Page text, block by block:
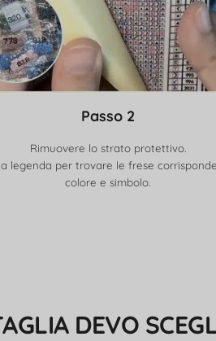
Passo 2
Rimuovere lo strato protettivo.
legenda per trovare le frese
colore e simbolo.
DEVO